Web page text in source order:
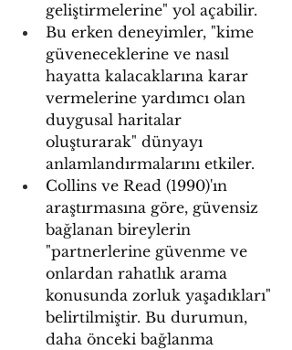
geliştirmelerine" yol açabilir.
Bu erken deneyimler, "kime
güveneceklerine ve nasıl
hayatta kalacaklarına karar
vermelerine yardımcı olan
duygusal haritalar
oluşturarak" dünyayı
anlamlandırmalarını etkiler.
Collins ve Read (1990)'ın
araştırmasına göre, güvensiz
bağlanan bireylerin
"partnerlerine güvenme ve
onlardan rahatlık arama
konusunda zorluk yaşadıkları"
belirtilmiştir. Bu durumun,
daha önceki bağlanma